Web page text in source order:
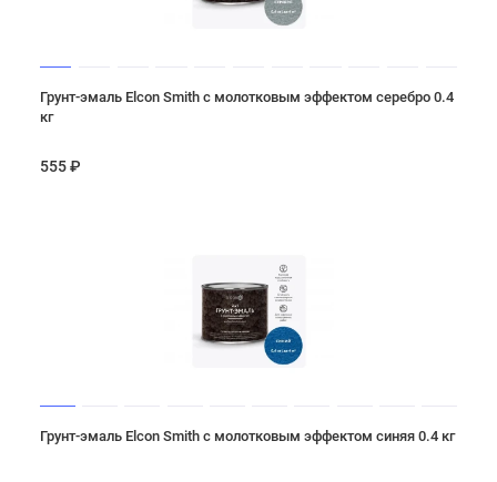
Грунт-эмаль Elcon Smith с молотковым эффектом серебро 0.4
кг
555 ₽
Грунт-эмаль Elcon Smith с молотковым эффектом синяя 0.4 кг